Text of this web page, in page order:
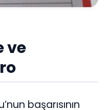
ve
başarısının